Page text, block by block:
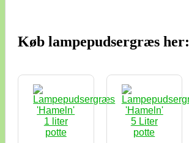
Køb lampepudsergræs her: